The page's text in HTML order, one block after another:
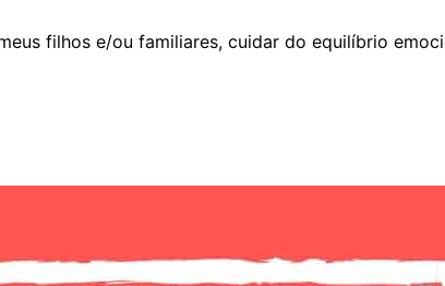
filhos e/ou familiares, cuidar do equilíbrio